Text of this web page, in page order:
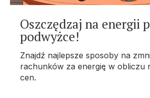
Oszczędzaj na energii
podwyżce!
Znajdź najlepsze sposoby na
rachunków za energię w obliczu
cen.